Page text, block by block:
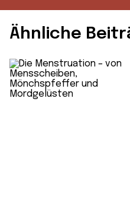
Ähnliche